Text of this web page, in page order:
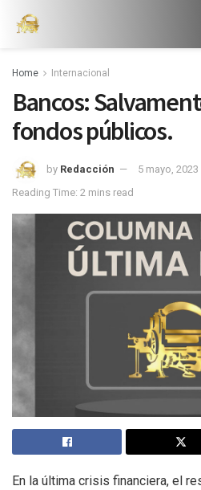
Home Internacional
Bancos:
fondos públicos.
by Redacción
5 mayo, 2023
Reading Time: 2 mins read
En la última crisis financiera, el